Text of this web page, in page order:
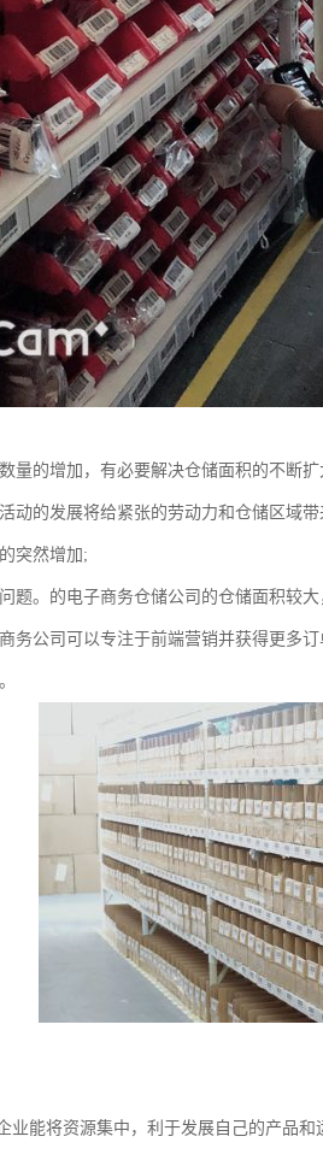
量的增加，有必要解决仓储面积的不断
动的发展将给紧张的劳动力和仓储区域
突然增加;
题。的电子商务仓储公司的仓储面积较
务公司可以专注于前端营销并获得更多
业能将资源集中，利于发展自己的产品和